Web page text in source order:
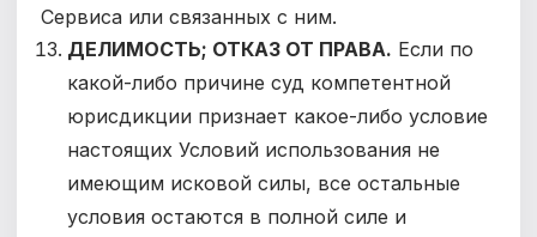
Сервиса или связанных с ним.
ДЕЛИМОСТЬ; ОТКАЗ ОТ ПРАВА. Если по
какой-либо причине суд компетентной
юрисдикции признает какое-либо условие
настоящих Условий использования не
имеющим исковой силы, все остальные
условия остаются в полной силе и